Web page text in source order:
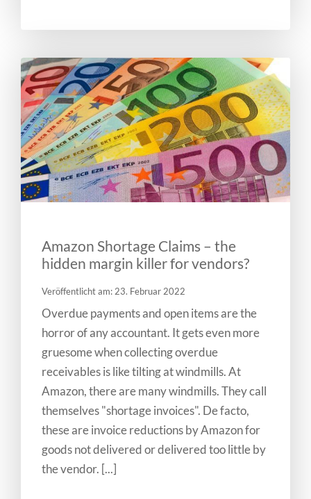
Amazon Shortage Claims – the
hidden margin killer for vendors?
Veröffentlicht am: 23. Februar 2022
Overdue payments and open items are the
horror of any accountant. It gets even more
gruesome when collecting overdue
receivables is like tilting at windmills. At
Amazon, there are many windmills. They call
themselves "shortage invoices". De facto,
these are invoice reductions by Amazon for
goods not delivered or delivered too little by
the vendor. [...]